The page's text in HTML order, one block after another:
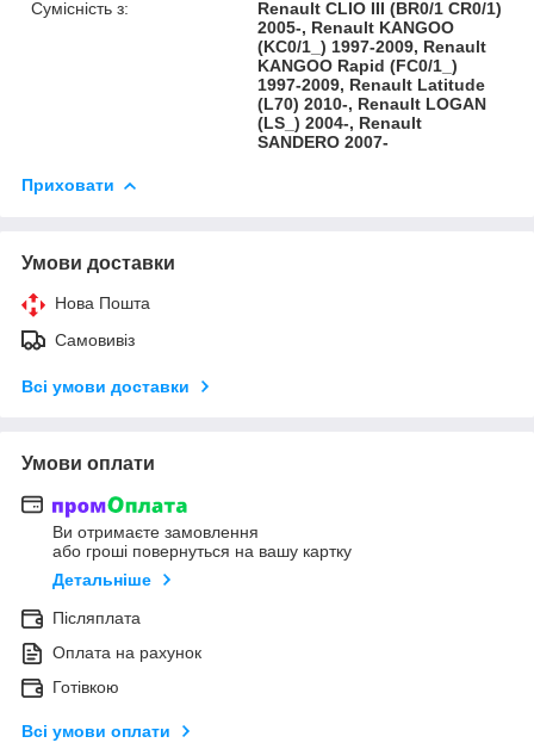
Сумісність з:
Renault CLIO III (BR0/1 CR0/1)
2005-, Renault KANGOO
(KC0/1_) 1997-2009, Renault
KANGOO Rapid (FC0/1_)
1997-2009, Renault Latitude
(L70) 2010-, Renault LOGAN
(LS_) 2004-, Renault
SANDERO 2007-
Приховати
Умови доставки
Нова Пошта
Самовивіз
Всі умови доставки
Умови оплати
Ви отримаєте замовлення
або гроші повернуться на вашу картку
Детальніше
Післяплата
Оплата на рахунок
Готівкою
Всі умови оплати